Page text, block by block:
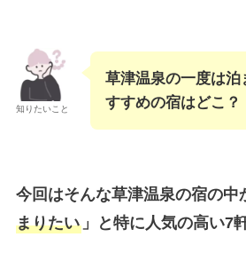
知りたいこと
草津温泉の一度は泊
すすめの宿はどこ？
今回はそんな草津温泉の宿の中
まりたい」と特に人気の高い7